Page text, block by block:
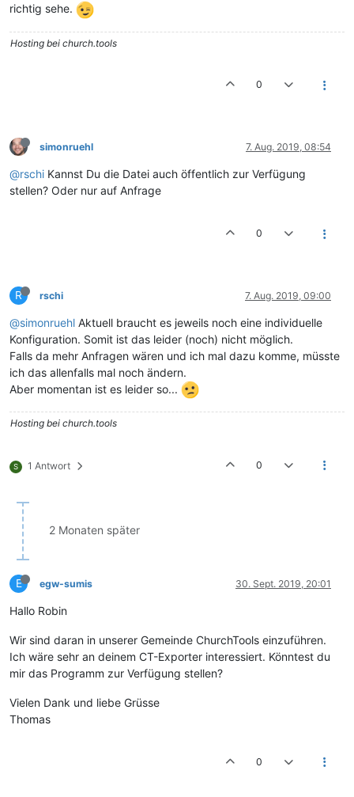
richtig sehe.
Hosting bei church.tools
0
simonruehl 7. Aug. 2019, 08:54
@rschi Kannst Du die Datei auch öffentlich zur Verfügung
stellen? Oder nur auf Anfrage
0
R rschi 7. Aug. 2019, 09:00
@simonruehl Aktuell braucht es jeweils noch eine individuelle
Konfiguration. Somit ist das leider (noch) nicht möglich.
Falls da mehr Anfragen wären und ich mal dazu komme, müsste
ich das allenfalls mal noch ändern.
Aber momentan ist es leider so...
Hosting bei church.tools
S 1 Antwort 0
2 Monaten später
E egw-sumis 30. Sept. 2019, 20:01
Hallo Robin
Wir sind daran in unserer Gemeinde ChurchTools einzuführen.
Ich wäre sehr an deinem CT-Exporter interessiert. Könntest du
mir das Programm zur Verfügung stellen?
Vielen Dank und liebe Grüsse
Thomas
0